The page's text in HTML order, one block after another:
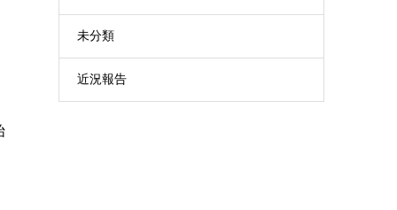
未分類
近況報告